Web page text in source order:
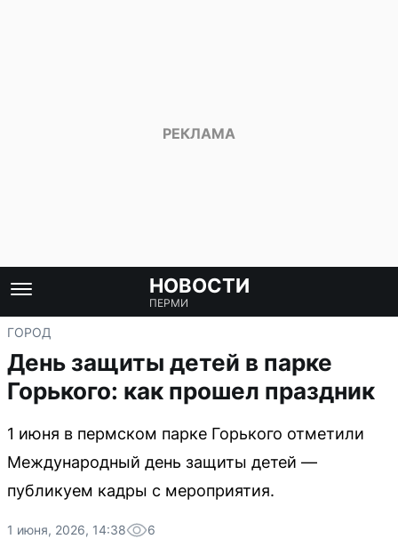
НОВОСТИ
ПЕРМИ
ГОРОД
День защиты детей в парке
Горького: как прошел праздник
1 июня в пермском парке Горького отметили
Международный день защиты детей —
публикуем кадры с мероприятия.
1 июня, 2026, 14:38 6